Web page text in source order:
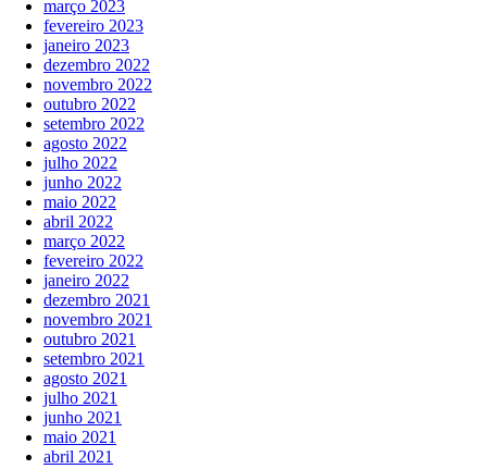
março 2023
fevereiro 2023
janeiro 2023
dezembro 2022
novembro 2022
outubro 2022
setembro 2022
agosto 2022
julho 2022
junho 2022
maio 2022
abril 2022
março 2022
fevereiro 2022
janeiro 2022
dezembro 2021
novembro 2021
outubro 2021
setembro 2021
agosto 2021
julho 2021
junho 2021
maio 2021
abril 2021